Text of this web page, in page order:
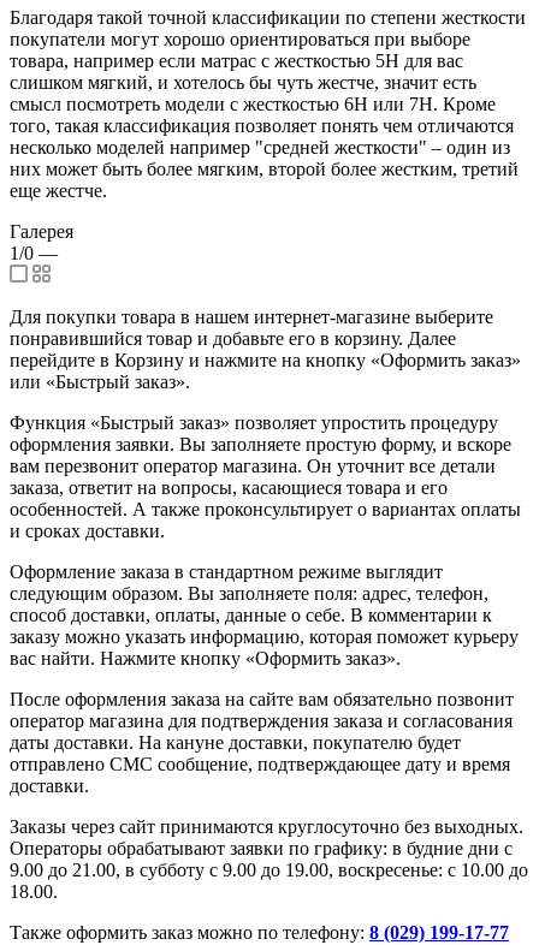
Благодаря такой точной классификации по степени жесткости
покупатели могут хорошо ориентироваться при выборе
товара, например если матрас с жесткостью 5H для вас
слишком мягкий, и хотелось бы чуть жестче, значит есть
смысл посмотреть модели с жесткостью 6H или 7H. Кроме
того, такая классификация позволяет понять чем отличаются
несколько моделей например "средней жесткости" – один из
них может быть более мягким, второй более жестким, третий
еще жестче.
Галерея
1/0 —
Для покупки товара в нашем интернет-магазине выберите
понравившийся товар и добавьте его в корзину. Далее
перейдите в Корзину и нажмите на кнопку «Оформить заказ»
или «Быстрый заказ».
Функция «Быстрый заказ» позволяет упростить процедуру
оформления заявки. Вы заполняете простую форму, и вскоре
вам перезвонит оператор магазина. Он уточнит все детали
заказа, ответит на вопросы, касающиеся товара и его
особенностей. А также проконсультирует о вариантах оплаты
и сроках доставки.
Оформление заказа в стандартном режиме выглядит
следующим образом. Вы заполняете поля: адрес, телефон,
способ доставки, оплаты, данные о себе. В комментарии к
заказу можно указать информацию, которая поможет курьеру
вас найти. Нажмите кнопку «Оформить заказ».
После оформления заказа на сайте вам обязательно позвонит
оператор магазина для подтверждения заказа и согласования
даты доставки. На кануне доставки, покупателю будет
отправлено СМС сообщение, подтверждающее дату и время
доставки.
Заказы через сайт принимаются круглосуточно без выходных.
Операторы обрабатывают заявки по графику: в будние дни с
9.00 до 21.00, в субботу с 9.00 до 19.00, воскресенье: с 10.00 до
18.00.
Также оформить заказ можно по телефону: 8 (029) 199-17-77